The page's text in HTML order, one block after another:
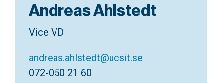
Andreas Ahlstedt
Vice VD
andreas.ahlstedt@ucsit.se
072-050 21 60